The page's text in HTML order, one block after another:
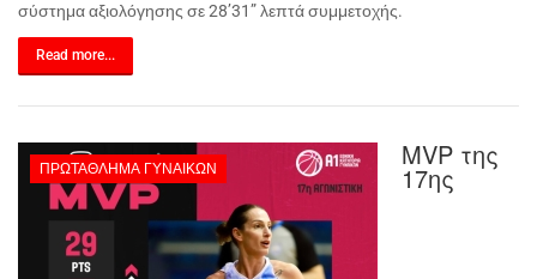
σύστημα αξιολόγησης σε 28’31” λεπτά συμμετοχής.
Read more...
ΠΡΩΤΆΘΛΗΜΑ ΓΥΝΑΙΚΏΝ MVP της
17ης